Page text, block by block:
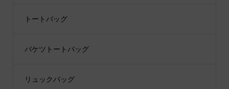
トートバッグ
バケツトートバッグ
リュックバッグ